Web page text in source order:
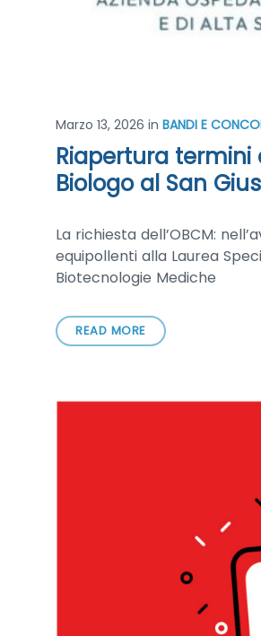
Marzo 13, 2026 in BANDI E
Riapertura termini
Biologo al San
La richiesta dell’OBCM:
equipollenti alla Laurea
Biotecnologie Mediche
READ MORE